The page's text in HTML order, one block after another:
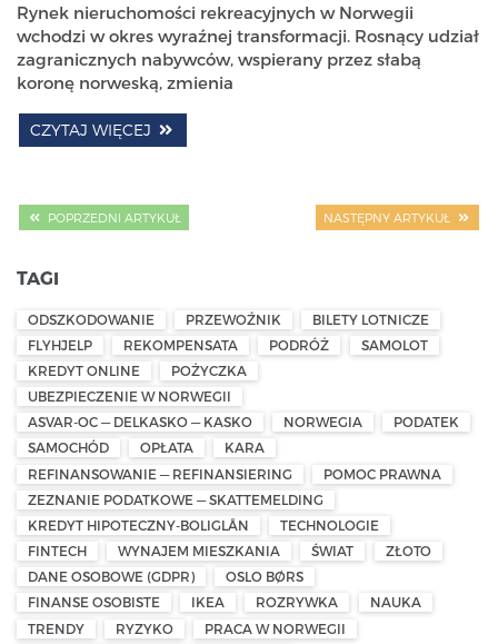
Rynek nieruchomości rekreacyjnych w Norwegii
wchodzi w okres wyraźnej transformacji. Rosnący udział
zagranicznych nabywców, wspierany przez słabą
koronę norweską, zmienia
CZYTAJ WIĘCEJ
POPRZEDNI ARTYKUŁ NASTĘPNY ARTYKUŁ
TAGI
ODSZKODOWANIE PRZEWOŹNIK
BILETY LOTNICZE
FLYHJELP
REKOMPENSATA PODRÓŻ
SAMOLOT
KREDYT ONLINE
POŻYCZKA
UBEZPIECZENIE W NORWEGII
ASVAR-OC — DELKASKO — KASKO
NORWEGIA
PODATEK
SAMOCHÓD
OPŁATA
KARA
REFINANSOWANIE — REFINANSIERING
POMOC PRAWNA
ZEZNANIE PODATKOWE — SKATTEMELDING
KREDYT HIPOTECZNY-BOLIGLÅN
TECHNOLOGIE
FINTECH
WYNAJEM MIESZKANIA ŚWIAT
ZŁOTO
DANE OSOBOWE (GDPR)
OSLO BØRS
FINANSE OSOBISTE
IKEA ROZRYWKA
NAUKA
TRENDY
RYZYKO
PRACA W NORWEGII